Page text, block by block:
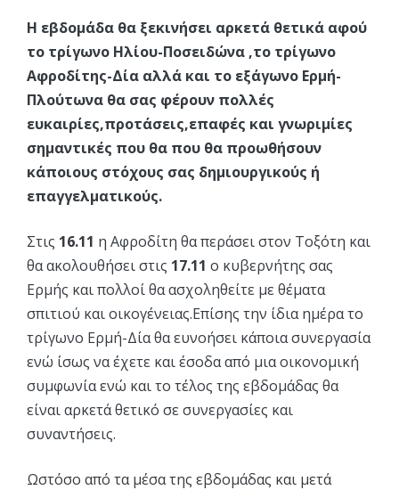
Η εβδομάδα θα ξεκινήσει αρκετά θετικά αφού
το τρίγωνο Ηλίου-Ποσειδώνα ,το τρίγωνο
Αφροδίτης-Δία αλλά και το εξάγωνο Ερμή-
Πλούτωνα θα σας φέρουν πολλές
ευκαιρίες,προτάσεις,επαφές και γνωριμίες
σημαντικές που θα που θα προωθήσουν
κάποιους στόχους σας δημιουργικούς ή
επαγγελματικούς.
Στις 16.11 η Αφροδίτη θα περάσει στον Τοξότη και
θα ακολουθήσει στις 17.11 ο κυβερνήτης σας
Ερμής και πολλοί θα ασχοληθείτε με θέματα
σπιτιού και οικογένειας.Επίσης την ίδια ημέρα το
τρίγωνο Ερμή-Δία θα ευνοήσει κάποια συνεργασία
ενώ ίσως να έχετε και έσοδα από μια οικονομική
συμφωνία ενώ και το τέλος της εβδομάδας θα
είναι αρκετά θετικό σε συνεργασίες και
συναντήσεις.
Ωστόσο από τα μέσα της εβδομάδας και μετά